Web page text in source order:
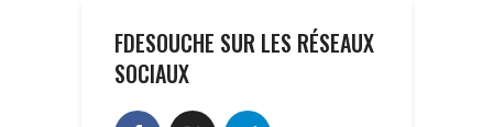
FDESOUCHE SUR LES RÉSEAUX
SOCIAUX